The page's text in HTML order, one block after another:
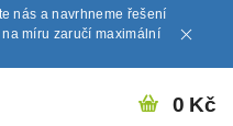
nás a navrhneme řešení
míru zaručí maximální
0 Kč